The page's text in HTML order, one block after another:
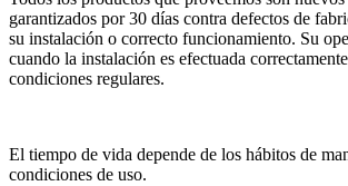
garantizados por 30 días contra defectos de
su instalación o correcto funcionamiento. Su
cuando la instalación es efectuada
condiciones regulares.
El tiempo de vida depende de los hábitos de
condiciones de uso.